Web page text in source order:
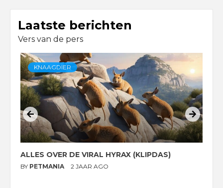
Laatste berichten
Vers van de pers
KNAAGDIER
ALLES OVER DE VIRAL HYRAX (KLIPDAS)
BY PETMANIA 2 JAAR AGO